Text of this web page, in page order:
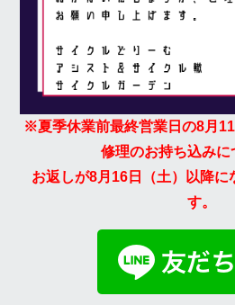
※夏季休業前最終営業日の8月
修理のお持ち込みに
お返しが8月16日（土）以降に
す。